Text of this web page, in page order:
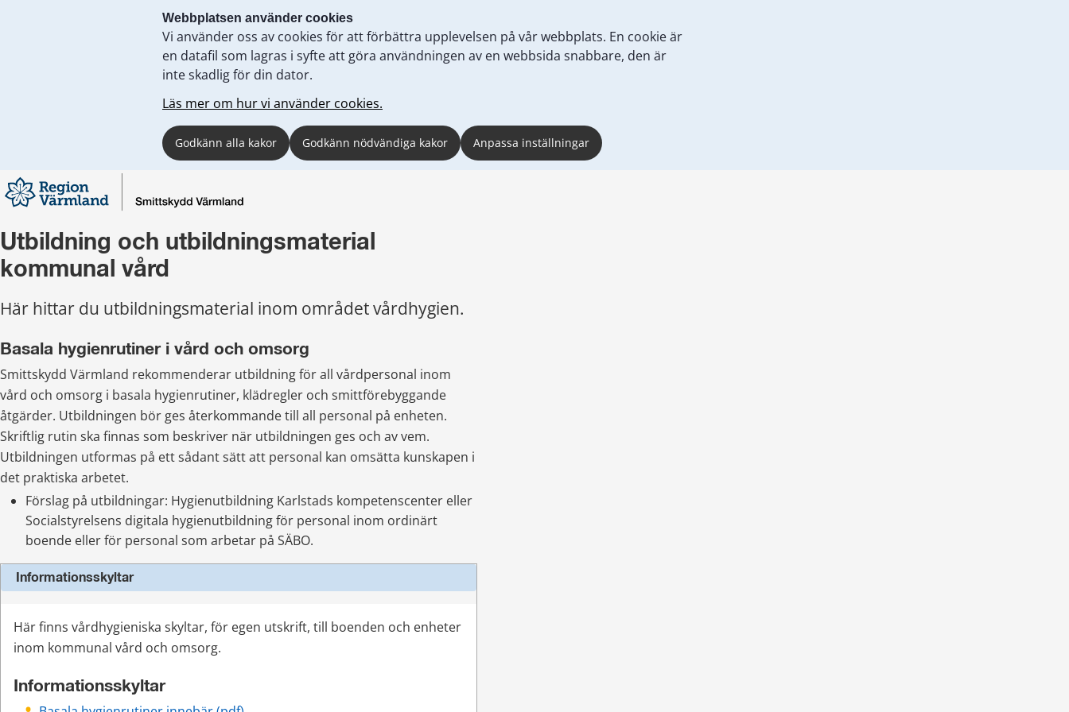
Webbplatsen använder cookies
Vi använder oss av cookies för att förbättra upplevelsen på vår webbplats. En cookie är
en datafil som lagras i syfte att göra användningen av en webbsida snabbare, den är
inte skadlig för din dator.
Läs mer om hur vi använder cookies.
Godkänn alla kakor Godkänn nödvändiga kakor Anpassa inställningar
Utbildning och utbildningsmaterial
kommunal vård
Här hittar du utbildningsmaterial inom området vårdhygien.
Basala hygienrutiner i vård och omsorg
Smittskydd Värmland rekommenderar utbildning för all vårdpersonal inom
vård och omsorg i basala hygienrutiner, klädregler och smittförebyggande
åtgärder. Utbildningen bör ges återkommande till all personal på enheten.
Skriftlig rutin ska finnas som beskriver när utbildningen ges och av vem.
Utbildningen utformas på ett sådant sätt att personal kan omsätta kunskapen i
det praktiska arbetet.
Förslag på utbildningar: Hygienutbildning Karlstads kompetenscenter eller
Socialstyrelsens digitala hygienutbildning för personal inom ordinärt
boende eller för personal som arbetar på SÄBO.
Informationsskyltar
Här finns vårdhygieniska skyltar, för egen utskrift, till boenden och enheter
inom kommunal vård och omsorg.
Informationsskyltar